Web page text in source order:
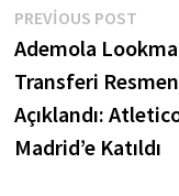
Yazı
gezinmesi
PREVIOUS POST
post:
Ademola
Transferi Resmen
Açıklandı:
Madrid’e Katıldı